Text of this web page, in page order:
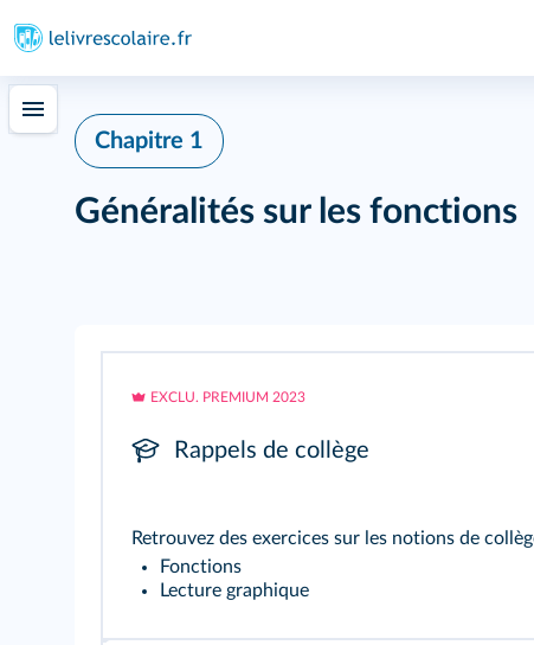
Chapitre 1
Généralités sur les fonctions
EXCLU. PREMIUM 2023
Rappels de collège
Retrouvez des exercices sur les notions de
Fonctions
Lecture graphique